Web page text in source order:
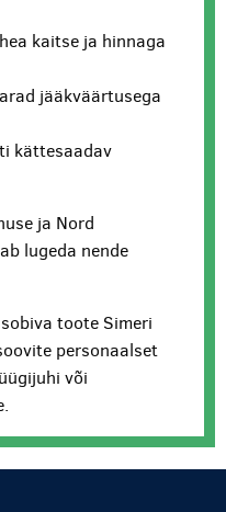
kaitse ja hinnaga
jääkväärtusega
kättesaadav
ja Nord
lugeda nende
toote Simeri
personaalset
või